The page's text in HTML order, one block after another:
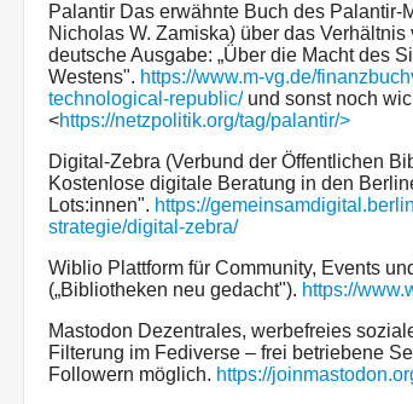
Palantir Das erwähnte Buch des Palantir-
Nicholas W. Zamiska) über das
deutsche Ausgabe: „Über die Macht des
Westens". https://www.m-vg.de/
technological-republic/und sonst noch
<https://netzpolitik.org/tag/palantir/>
Digital-Zebra (Verbund der Öffentlichen
Kostenlose digitale Beratung in den
Lots:innen". https://
strategie/digital-zebra/
Wiblio Plattform für Community, Events
(„Bibliotheken neu gedacht"). https://
Mastodon Dezentrales, werbefreies
Filterung im Fediverse – frei betriebene
Followern möglich. https://